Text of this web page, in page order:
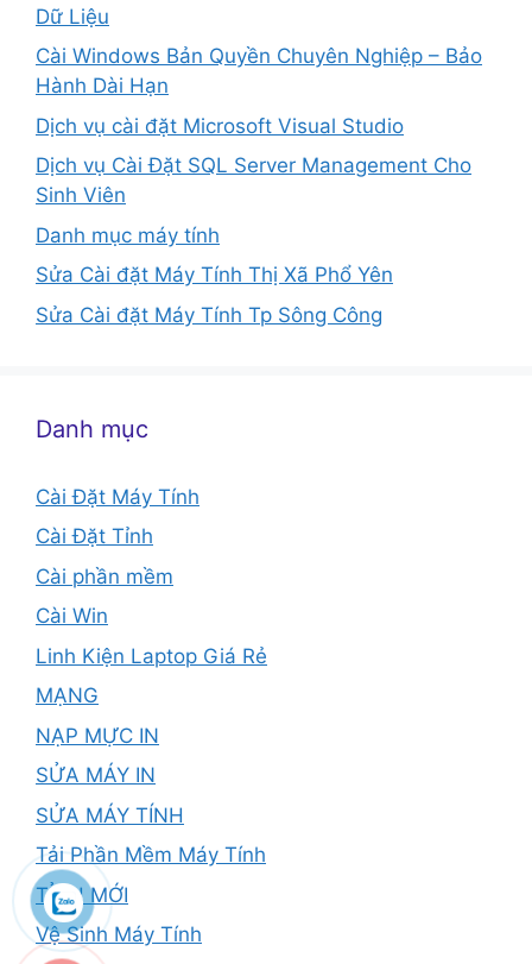
Dữ Liệu
Cài Windows Bản Quyền Chuyên Nghiệp – Bảo
Hành Dài Hạn
Dịch vụ cài đặt Microsoft Visual Studio
Dịch vụ Cài Đặt SQL Server Management Cho
Sinh Viên
Danh mục máy tính
Sửa Cài đặt Máy Tính Thị Xã Phổ Yên
Sửa Cài đặt Máy Tính Tp Sông Công
Danh mục
Cài Đặt Máy Tính
Cài Đặt Tỉnh
Cài phần mềm
Cài Win
Linh Kiện Laptop Giá Rẻ
MẠNG
NẠP MỰC IN
SỬA MÁY IN
SỬA MÁY TÍNH
Tải Phần Mềm Máy Tính
TỈNH MỚI
Vệ Sinh Máy Tính